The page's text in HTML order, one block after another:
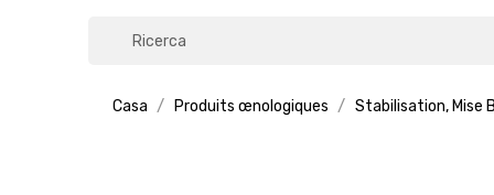
Casa Produits œnologiques Stabilisation, Mise